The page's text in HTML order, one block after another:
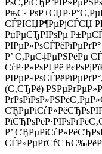
РњС‹
СЃРІСЏР¶РµРјСЃСЏ
РџРµСЂРІРѕРµ
РІРµР»РѕСЃРёРїРµРґР°
Р’ С‚РµС‡РµРЅРёРµ
СѓР·Р»РѕРІ Рё
(С‚СЂРё)
Р’